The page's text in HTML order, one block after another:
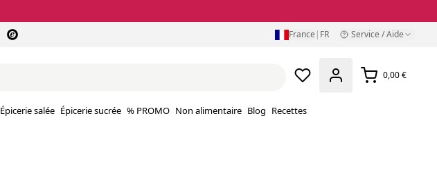
France | FR Service / Aide
0,00 €
Épicerie salée Épicerie sucrée % PROMO Non alimentaire Blog Recettes